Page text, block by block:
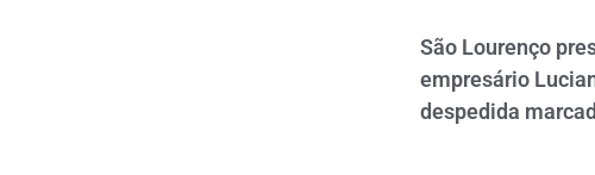
São Lourenço
empresário
despedida